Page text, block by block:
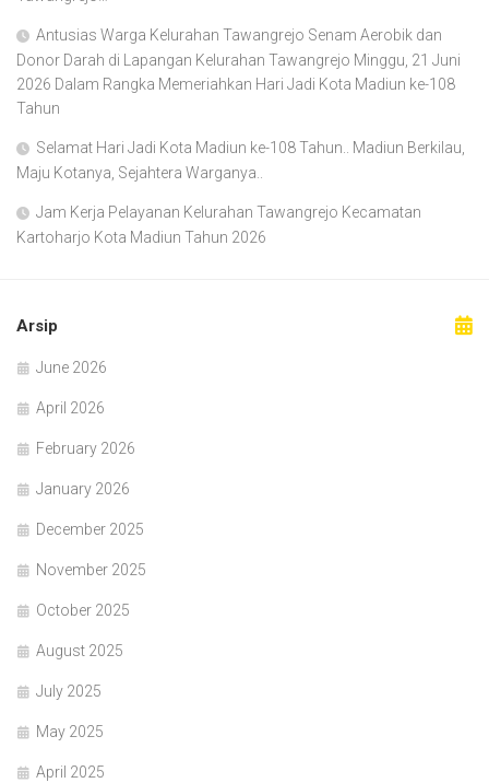
Antusias Warga Kelurahan Tawangrejo Senam Aerobik dan
Donor Darah di Lapangan Kelurahan Tawangrejo Minggu, 21 Juni
2026 Dalam Rangka Memeriahkan Hari Jadi Kota Madiun ke-108
Tahun
Selamat Hari Jadi Kota Madiun ke-108 Tahun.. Madiun Berkilau,
Maju Kotanya, Sejahtera Warganya..
Jam Kerja Pelayanan Kelurahan Tawangrejo Kecamatan
Kartoharjo Kota Madiun Tahun 2026
Arsip
June 2026
April 2026
February 2026
January 2026
December 2025
November 2025
October 2025
August 2025
July 2025
May 2025
April 2025